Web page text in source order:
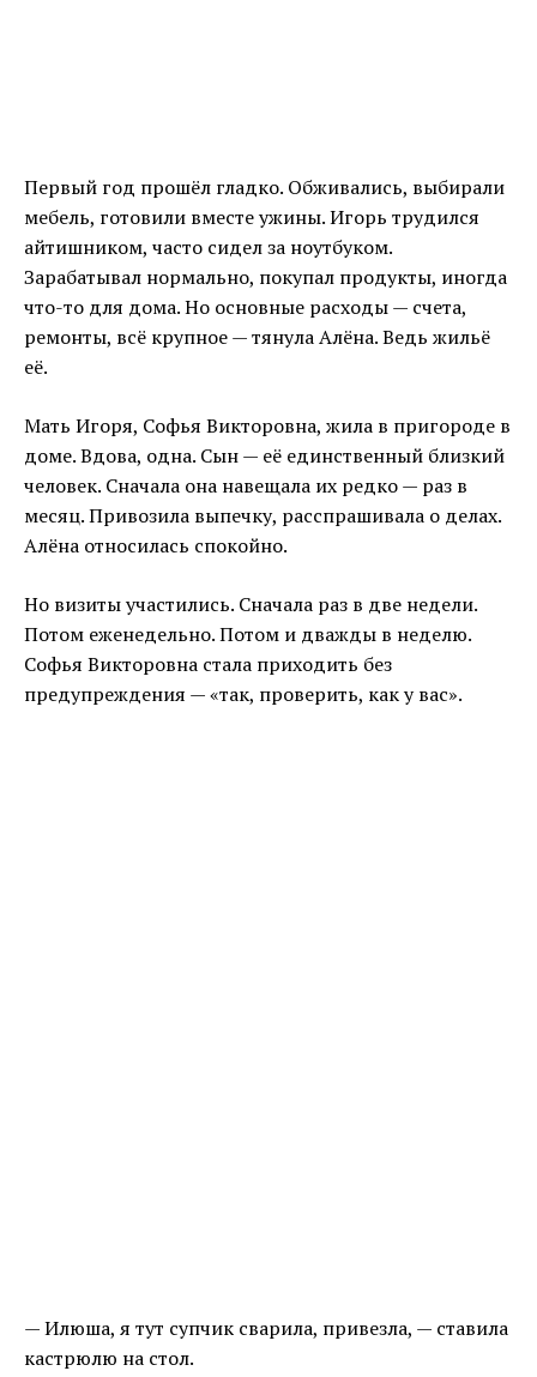
Первый год прошёл гладко. Обживались, выбирали
мебель, готовили вместе ужины. Игорь трудился
айтишником, часто сидел за ноутбуком.
Зарабатывал нормально, покупал продукты, иногда
что-то для дома. Но основные расходы — счета,
ремонты, всё крупное — тянула Алёна. Ведь жильё
её.
Мать Игоря, Софья Викторовна, жила в пригороде в
доме. Вдова, одна. Сын — её единственный близкий
человек. Сначала она навещала их редко — раз в
месяц. Привозила выпечку, расспрашивала о делах.
Алёна относилась спокойно.
Но визиты участились. Сначала раз в две недели.
Потом еженедельно. Потом и дважды в неделю.
Софья Викторовна стала приходить без
предупреждения — «так, проверить, как у вас».
— Илюша, я тут супчик сварила, привезла, — ставила
кастрюлю на стол.